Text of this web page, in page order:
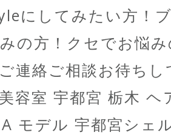
にしてみたい方！
の方！クセでお悩
連絡ご相談お待ち
容室 宇都宮 栃木 ヘ
モデル 宇都宮シェ